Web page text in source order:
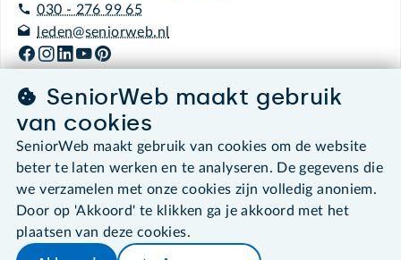
030 - 276 99 65
leden@seniorweb.nl
©2026 SeniorWeb
Algemene voorwaarden
Cookies en cookie-instellingen
Disclaimer
Privacybeleid
About SeniorWeb
SeniorWeb maakt gebruik
van cookies
SeniorWeb maakt gebruik van cookies om de website
beter te laten werken en te analyseren. De gegevens die
we verzamelen met onze cookies zijn volledig anoniem.
Door op 'Akkoord' te klikken ga je akkoord met het
plaatsen van deze cookies.